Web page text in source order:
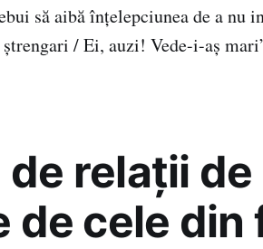
să aibă înțelepciunea de a nu
/ Ei, auzi! Vede-i-aș
de relaţii
de cele din